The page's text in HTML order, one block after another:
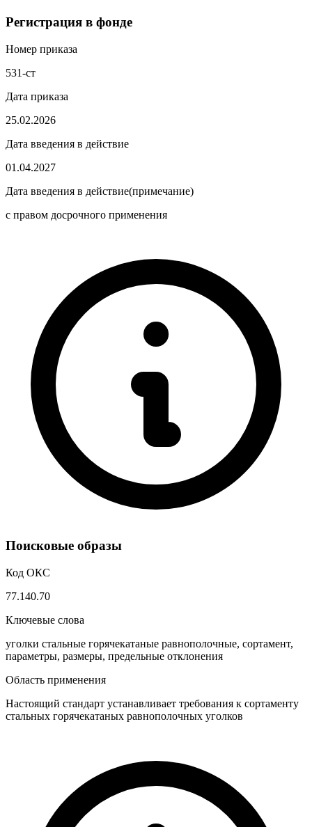
Регистрация в фонде
Номер приказа
531-ст
Дата приказа
25.02.2026
Дата введения в действие
01.04.2027
Дата введения в действие(примечание)
с правом досрочного применения
Поисковые образы
Код ОКС
77.140.70
Ключевые слова
уголки стальные горячекатаные равнополочные, сортамент,
параметры, размеры, предельные отклонения
Область применения
Настоящий стандарт устанавливает требования к сортаменту
стальных горячекатаных равнополочных уголков